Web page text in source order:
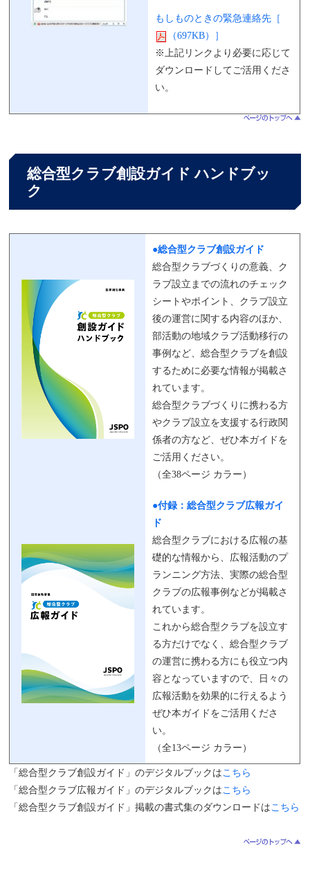
もしものときの緊急連絡先［
（697KB）］
※上記リンクより必要に応じて
ダウンロードしてご活用くださ
い。
総合型クラブ創設ガイド ハンドブッ
ク
●総合型クラブ創設ガイド
総合型クラブづくりの意義、ク
ラブ設立までの流れのチェック
シートやポイント、クラブ設立
後の運営に関する内容のほか、
部活動の地域クラブ活動移行の
事例など、総合型クラブを創設
するために必要な情報が掲載さ
れています。
総合型クラブづくりに携わる方
やクラブ設立を支援する行政関
係者の方など、ぜひ本ガイドを
ご活用ください。
（全38ページ カラー）
●付録：総合型クラブ広報ガイ
ド
総合型クラブにおける広報の基
礎的な情報から、広報活動のプ
ランニング方法、実際の総合型
クラブの広報事例などが掲載さ
れています。
これから総合型クラブを設立す
る方だけでなく、総合型クラブ
の運営に携わる方にも役立つ内
容となっていますので、日々の
広報活動を効果的に行えるよう
ぜひ本ガイドをご活用くださ
い。
（全13ページ カラー）
「総合型クラブ創設ガイド」のデジタルブックは こちら
「総合型クラブ広報ガイド」のデジタルブックは こちら
「総合型クラブ創設ガイド」掲載の書式集のダウンロードは こちら